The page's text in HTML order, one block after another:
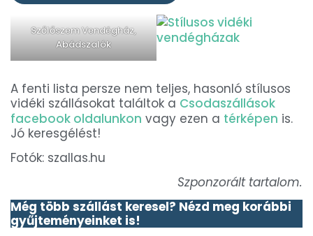
Szőlőszem Vendégház,
Abádszalók
A fenti lista persze nem teljes, hasonló stílusos
vidéki szállásokat találtok a Csodaszállások
facebook oldalunkon vagy ezen a térképen is.
Jó keresgélést!
Fotók: szallas.hu
Szponzorált tartalom.
Még több szállást keresel? Nézd meg korábbi
gyűjteményeinket is!